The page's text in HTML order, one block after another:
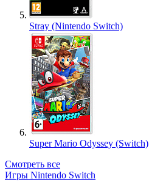
Stray (Nintendo Switch)
Super Mario Odyssey (Switch)
Смотреть все
Игры Nintendo Switch